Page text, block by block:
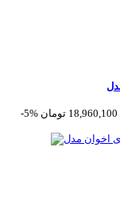
-5%
18,960,100 تومان